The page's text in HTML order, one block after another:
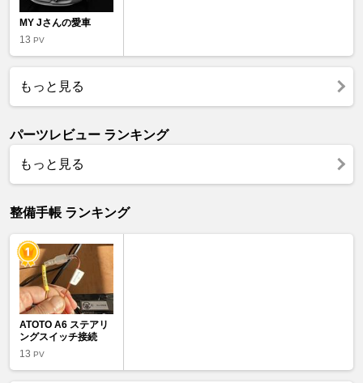
MY Jさんの愛車
13 PV
もっと見る
パーツレビュー ランキング
もっと見る
整備手帳 ランキング
ATOTO A6 ステアリ
ングスイッチ接続
13 PV